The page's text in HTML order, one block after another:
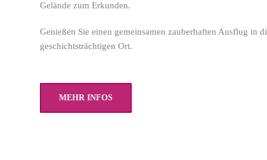
Gelände zum Erkunden.
Genießen Sie einen gemeinsamen zauberhaften Ausflug in
geschichtsträchtigen Ort.
MEHR INFOS